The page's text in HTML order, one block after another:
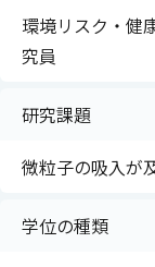
環境リスク・健
究員
研究課題
微粒子の吸入が
学位の種類